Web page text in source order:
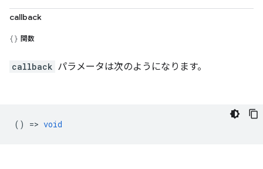
callback
関数
callback パラメータは次のようになります。
() => void